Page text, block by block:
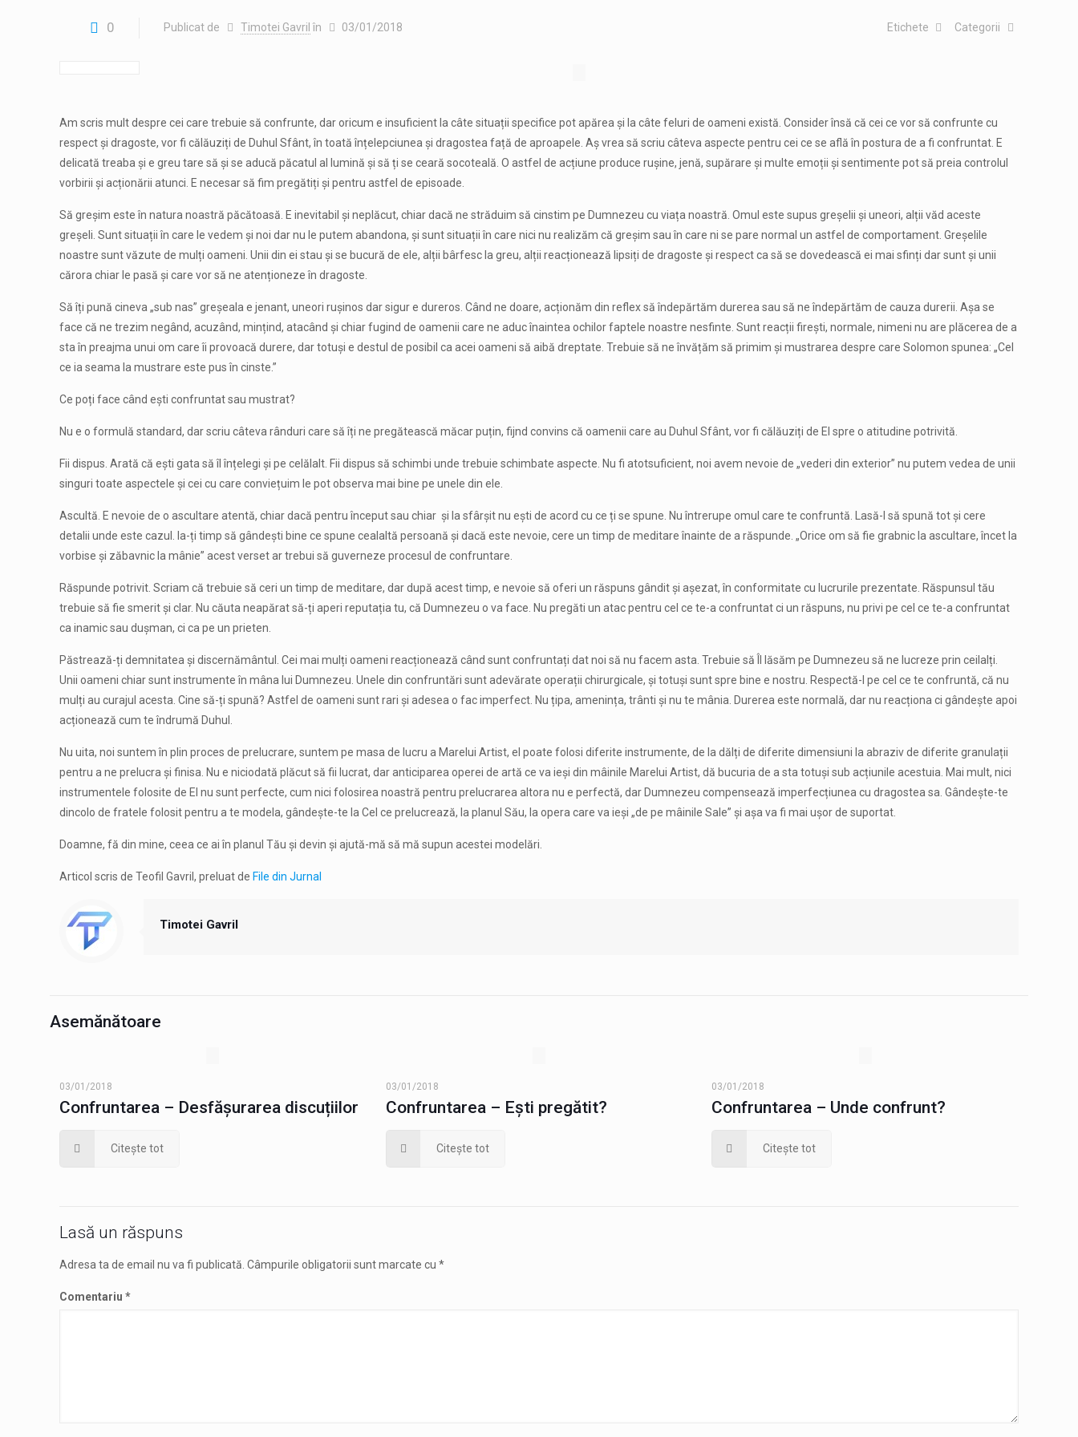
0 Publicat de Timotei Gavril în 03/01/2018 Categorii
Etichete
Am scris mult despre cei care trebuie să confrunte, dar oricum e insuficient la câte situații specifice pot apărea și la câte feluri de oameni există. Consider însă că cei ce vor să confrunte cu
respect și dragoste, vor fi călăuziți de Duhul Sfânt, în toată înțelepciunea și dragostea față de aproapele. Aș vrea să scriu câteva aspecte pentru cei ce se află în postura de a fi confruntat. E
delicată treaba și e greu tare să și se aducă păcatul al lumină și să ți se ceară socoteală. O astfel de acțiune produce rușine, jenă, supărare și multe emoții și sentimente pot să preia controlul
vorbirii și acționării atunci. E necesar să fim pregătiți și pentru astfel de episoade.
Să greșim este în natura noastră păcătoasă. E inevitabil și neplăcut, chiar dacă ne străduim să cinstim pe Dumnezeu cu viața noastră. Omul este supus greșelii și uneori, alții văd aceste
greșeli. Sunt situații în care le vedem și noi dar nu le putem abandona, și sunt situații în care nici nu realizăm că greșim sau în care ni se pare normal un astfel de comportament. Greșelile
noastre sunt văzute de mulți oameni. Unii din ei stau și se bucură de ele, alții bârfesc la greu, alții reacționează lipsiți de dragoste și respect ca să se dovedească ei mai sfinți dar sunt și unii
cărora chiar le pasă și care vor să ne atenționeze în dragoste.
Să îți pună cineva „sub nas” greșeala e jenant, uneori rușinos dar sigur e dureros. Când ne doare, acționăm din reflex să îndepărtăm durerea sau să ne îndepărtăm de cauza durerii. Așa se
face că ne trezim negând, acuzând, mințind, atacând și chiar fugind de oamenii care ne aduc înaintea ochilor faptele noastre nesfinte. Sunt reacții firești, normale, nimeni nu are plăcerea de a
sta în preajma unui om care îi provoacă durere, dar totuși e destul de posibil ca acei oameni să aibă dreptate. Trebuie să ne învățăm să primim și mustrarea despre care Solomon spunea: „Cel
ce ia seama la mustrare este pus în cinste.”
Ce poți face când ești confruntat sau mustrat?
Nu e o formulă standard, dar scriu câteva rânduri care să îți ne pregătească măcar puțin, fijnd convins că oamenii care au Duhul Sfânt, vor fi călăuziți de El spre o atitudine potrivită.
Fii dispus. Arată că ești gata să îl înțelegi și pe celălalt. Fii dispus să schimbi unde trebuie schimbate aspecte. Nu fi atotsuficient, noi avem nevoie de „vederi din exterior” nu putem vedea de unii
singuri toate aspectele și cei cu care conviețuim le pot observa mai bine pe unele din ele.
Ascultă. E nevoie de o ascultare atentă, chiar dacă pentru început sau chiar și la sfârșit nu ești de acord cu ce ți se spune. Nu întrerupe omul care te confruntă. Lasă-l să spună tot și cere
detalii unde este cazul. Ia-ți timp să gândești bine ce spune cealaltă persoană și dacă este nevoie, cere un timp de meditare înainte de a răspunde. „Orice om să fie grabnic la ascultare, încet la
vorbise și zăbavnic la mânie” acest verset ar trebui să guverneze procesul de confruntare.
Răspunde potrivit. Scriam că trebuie să ceri un timp de meditare, dar după acest timp, e nevoie să oferi un răspuns gândit și așezat, în conformitate cu lucrurile prezentate. Răspunsul tău
trebuie să fie smerit și clar. Nu căuta neapărat să-ți aperi reputația tu, că Dumnezeu o va face. Nu pregăti un atac pentru cel ce te-a confruntat ci un răspuns, nu privi pe cel ce te-a confruntat
ca inamic sau dușman, ci ca pe un prieten.
Păstrează-ți demnitatea și discernământul. Cei mai mulți oameni reacționează când sunt confruntați dat noi să nu facem asta. Trebuie să Îl lăsăm pe Dumnezeu să ne lucreze prin ceilalți.
Unii oameni chiar sunt instrumente în mâna lui Dumnezeu. Unele din confruntări sunt adevărate operații chirurgicale, și totuși sunt spre bine e nostru. Respectă-l pe cel ce te confruntă, că nu
mulți au curajul acesta. Cine să-ți spună? Astfel de oameni sunt rari și adesea o fac imperfect. Nu țipa, amenința, trânti și nu te mânia. Durerea este normală, dar nu reacționa ci gândește apoi
acționează cum te îndrumă Duhul.
Nu uita, noi suntem în plin proces de prelucrare, suntem pe masa de lucru a Marelui Artist, el poate folosi diferite instrumente, de la dălți de diferite dimensiuni la abraziv de diferite granulații
pentru a ne prelucra și finisa. Nu e niciodată plăcut să fii lucrat, dar anticiparea operei de artă ce va ieși din mâinile Marelui Artist, dă bucuria de a sta totuși sub acțiunile acestuia. Mai mult, nici
instrumentele folosite de El nu sunt perfecte, cum nici folosirea noastră pentru prelucrarea altora nu e perfectă, dar Dumnezeu compensează imperfecțiunea cu dragostea sa. Gândește-te
dincolo de fratele folosit pentru a te modela, gândește-te la Cel ce prelucrează, la planul Său, la opera care va ieși „de pe mâinile Sale” și așa va fi mai ușor de suportat.
Doamne, fă din mine, ceea ce ai în planul Tău și devin și ajută-mă să mă supun acestei modelări.
Articol scris de Teofil Gavril, preluat de File din Jurnal
Timotei Gavril
Asemănătoare
03/01/2018
Confruntarea – Desfășurarea discuțiilor
Citește tot
03/01/2018
Confruntarea – Ești pregătit?
Citește tot
03/01/2018
Confruntarea – Unde confrunt?
Citește tot
Lasă un răspuns
Adresa ta de email nu va fi publicată. Câmpurile obligatorii sunt marcate cu*
Comentariu*